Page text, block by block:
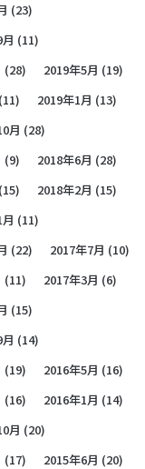
(23)
(11)
(28) 2019年5月 (19)
(11) 2019年1月 (13)
月 (28)
(9) 2018年6月 (28)
(15) 2018年2月 (15)
(11)
(22) 2017年7月 (10)
(11) 2017年3月 (6)
(15)
(14)
(19) 2016年5月 (16)
(16) 2016年1月 (14)
月 (20)
(17) 2015年6月 (20)